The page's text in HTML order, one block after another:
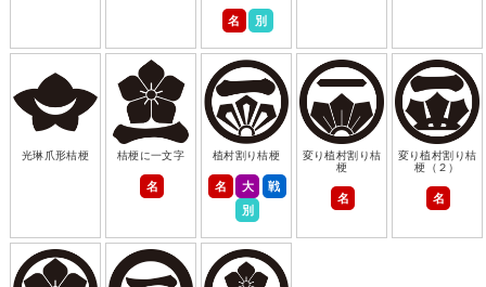
名 別
光琳爪形桔梗 桔梗に一文字
名
植村割り桔梗
名 大
戦
別
変り植村割り桔
梗
名
変り植村割り桔
梗（２）
名